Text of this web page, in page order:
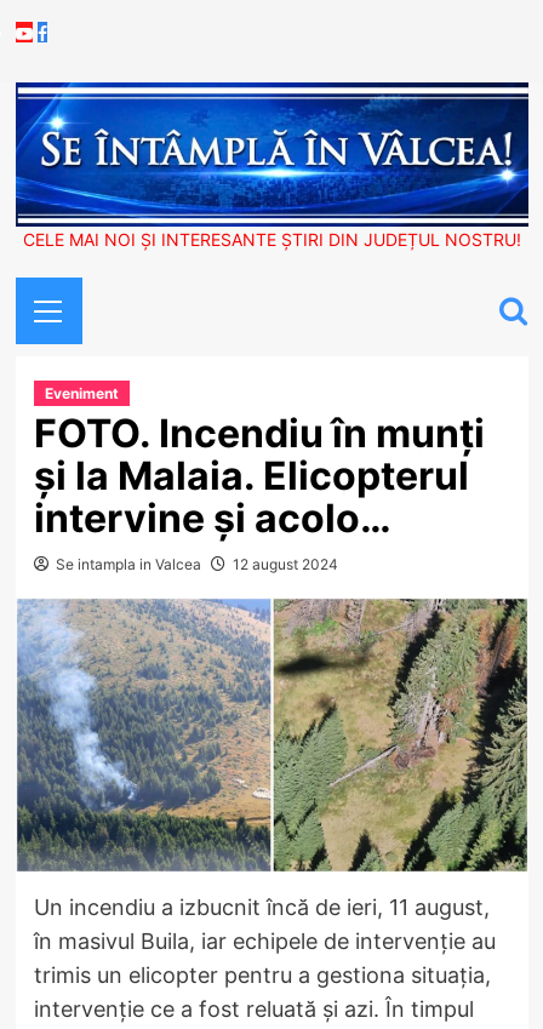
to
Youtube
Facebook
CELE MAI NOI ȘI INTERESANTE ȘTIRI DIN JUDEȚUL NOSTRU!
Menu
Eveniment
FOTO. Incendiu în munți
și la Malaia. Elicopterul
intervine și acolo…
Se intampla in Valcea 12 august 2024
Un incendiu a izbucnit încă de ieri, 11 august,
în masivul Buila, iar echipele de intervenție au
trimis un elicopter pentru a gestiona situația,
intervenție ce a fost reluată și azi. În timpul